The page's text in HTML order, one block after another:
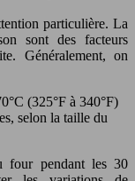
particulière. La
sont des facteurs
Généralement, on
(325°F à 340°F)
selon la taille du
pendant les 30